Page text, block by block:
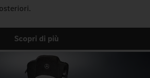
Scopri di più